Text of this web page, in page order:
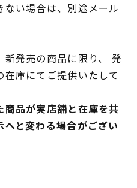
い場合は、別途メール
発売の商品に限り、 発
庫にてご提供いたして
品が実店舗と在庫を共
と変わる場合がござい